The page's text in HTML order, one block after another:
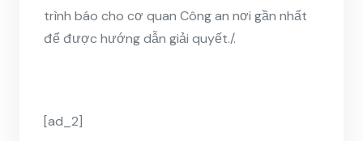
trình báo cho cơ quan Công an nơi gần nhất
để được hướng dẫn giải quyết./.
[ad_2]